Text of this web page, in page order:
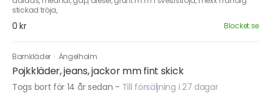
stickad tröja,
0 kr Blocket.se
Barnkläder · Ängelholm
Pojkkläder, jeans, jackor mm fint skick
Togs bort för 14 år sedan - Till försäljning i 27 dagar